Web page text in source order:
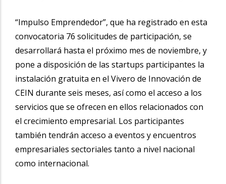
“Impulso Emprendedor”, que ha registrado en esta
convocatoria 76 solicitudes de participación, se
desarrollará hasta el próximo mes de noviembre, y
pone a disposición de las startups participantes la
instalación gratuita en el Vivero de Innovación de
CEIN durante seis meses, así como el acceso a los
servicios que se ofrecen en ellos relacionados con
el crecimiento empresarial. Los participantes
también tendrán acceso a eventos y encuentros
empresariales sectoriales tanto a nivel nacional
como internacional.